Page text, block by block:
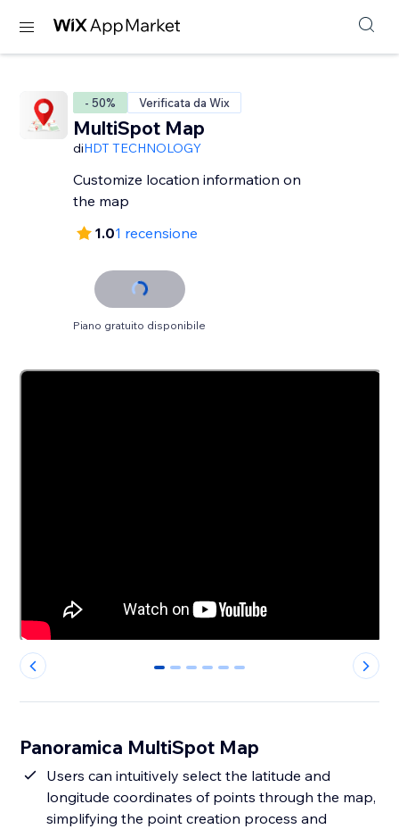
- 50% Verificata da Wix
MultiSpot Map
diHDT TECHNOLOGY
Customize location information on
the map
1.01 recensione
Piano gratuito disponibile
0 1 2 3 4 5
Panoramica MultiSpot Map
Users can intuitively select the latitude and
longitude coordinates of points through the map,
simplifying the point creation process and